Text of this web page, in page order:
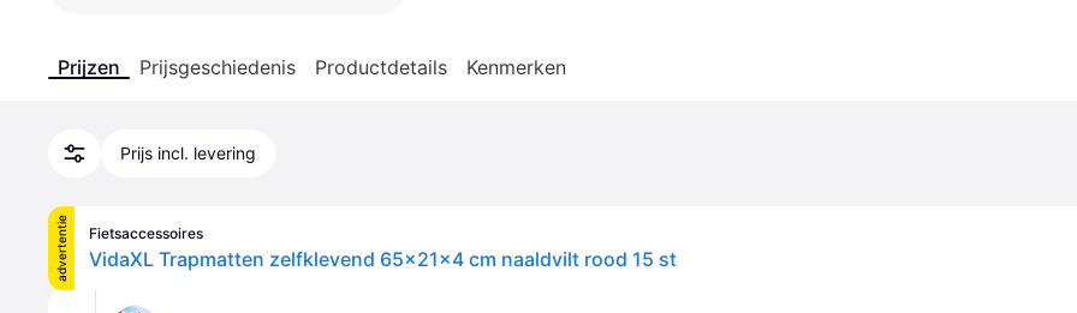
Prijzen Prijsgeschiedenis Productdetails Kenmerken
Prijs incl. levering
advertentie Fietsaccessoires
VidaXL Trapmatten zelfklevend 65x21x4 cm naaldvilt rood 15 st